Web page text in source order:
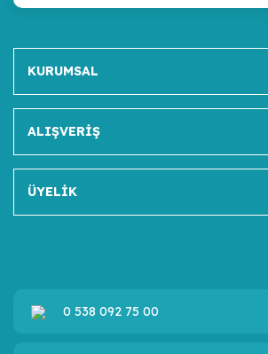
KURUMSAL
ALIŞVERİŞ
ÜYELİK
0 538 092 75 00